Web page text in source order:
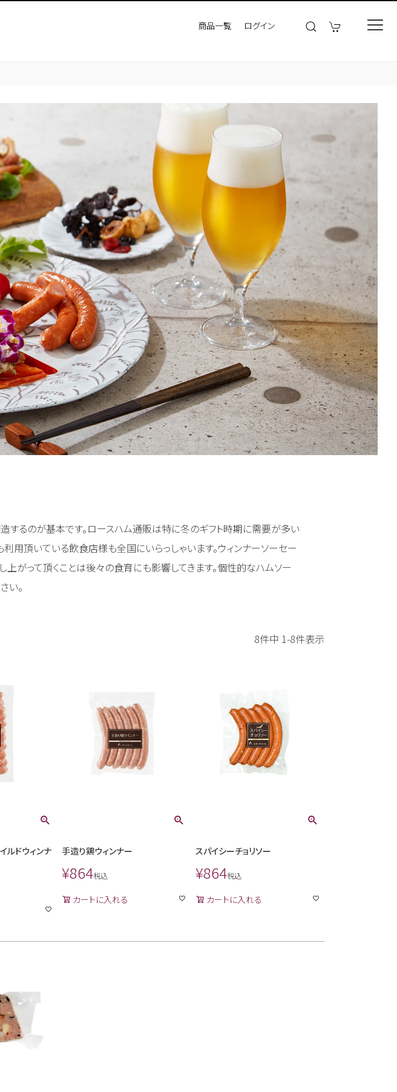
商品一覧 ログイン
るのが基本です。ロースハム通販は特に冬のギフト時期に需要が多い
用頂いている飲食店様も全国にいらっしゃいます。ウィンナーソーセー
がって頂くことは後々の食育にも影響してきます。個性的なハムソー
い。
8件中 1-8件表示
ルドウィンナ
手造り鶏ウィンナー
¥864税込
カートに入れる
スパイシーチョリソー
¥864税込
カートに入れる